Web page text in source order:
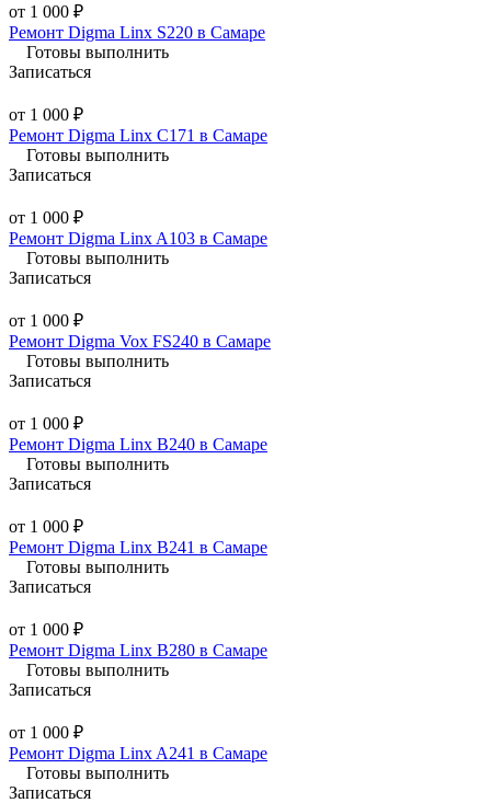
от 1 000 ₽
Ремонт Digma Linx S220 в Самаре
Готовы выполнить
Записаться
от 1 000 ₽
Ремонт Digma Linx C171 в Самаре
Готовы выполнить
Записаться
от 1 000 ₽
Ремонт Digma Linx A103 в Самаре
Готовы выполнить
Записаться
от 1 000 ₽
Ремонт Digma Vox FS240 в Самаре
Готовы выполнить
Записаться
от 1 000 ₽
Ремонт Digma Linx B240 в Самаре
Готовы выполнить
Записаться
от 1 000 ₽
Ремонт Digma Linx B241 в Самаре
Готовы выполнить
Записаться
от 1 000 ₽
Ремонт Digma Linx B280 в Самаре
Готовы выполнить
Записаться
от 1 000 ₽
Ремонт Digma Linx A241 в Самаре
Готовы выполнить
Записаться